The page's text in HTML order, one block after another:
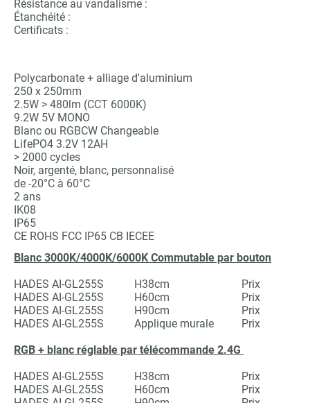
Résistance au vandalisme :
Étanchéité :
Certificats :
Blanc 3000K/4000K/6000K Commutable par bouton
HADES AI-GL255S H38cm Prix
HADES AI-GL255S H60cm Prix
HADES AI-GL255S H90cm Prix
HADES AI-GL255S Applique murale Prix
RGB + blanc réglable par télécommande 2.4G
HADES AI-GL255S H38cm Prix
HADES AI-GL255S H60cm Prix
Polycarbonate + alliage d'aluminium
250 x 250mm
2.5W > 480lm (CCT 6000K)
9.2W 5V MONO
Blanc ou RGBCW Changeable
LifePO4 3.2V 12AH
> 2000 cycles
Noir, argenté, blanc, personnalisé
de -20°C à 60°C
2 ans
IK08
IP65
CE ROHS FCC IP65 CB IECEE